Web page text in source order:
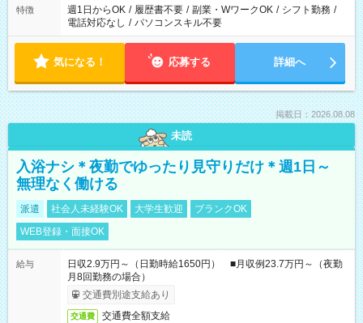
特徴 週1日からOK / 履歴書不要 / 副業・WワークOK / シフト勤務 /
電話対応なし / パソコンスキル不要
気になる！ 応募する 詳細へ
掲載日：2026.08.08
未読
入浴ナシ＊夜勤でゆったり見守りだけ＊週1日～
無理なく働ける
派遣 社会人未経験OK 大学生歓迎
ブランクOK
WEB登録・面接OK
給与
日収2.9万円～（日勤時給1650円） ■月収例23.7万円～（夜勤
月8回勤務の場合）
交通費別途支給あり
交通費 交通費全額支給